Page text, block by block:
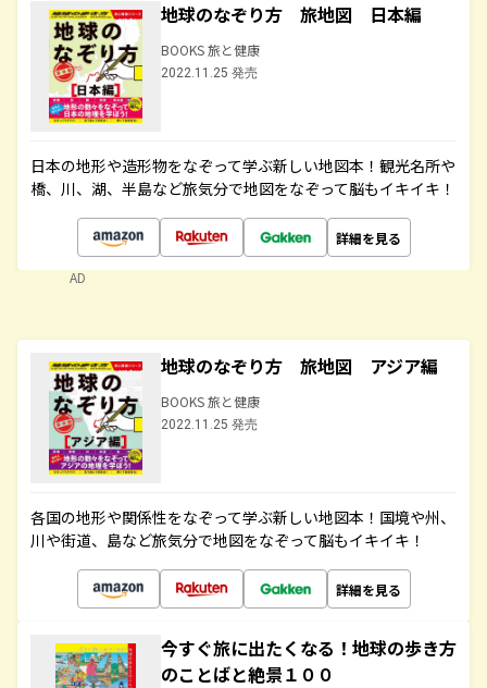
地球のなぞり方 旅地図 日本編
BOOKS 旅と健康
2022.11.25 発売
日本の地形や造形物をなぞって学ぶ新しい地図本！観光名所や
橋、川、湖、半島など旅気分で地図をなぞって脳もイキイキ！
詳細を見る
AD
地球のなぞり方 旅地図 アジア編
BOOKS 旅と健康
2022.11.25 発売
各国の地形や関係性をなぞって学ぶ新しい地図本！国境や州、
川や街道、島など旅気分で地図をなぞって脳もイキイキ！
詳細を見る
今すぐ旅に出たくなる！地球の歩き方
のことばと絶景１００